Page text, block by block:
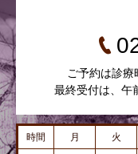
ご予約は診療
最終受付は、午
時間 月 火